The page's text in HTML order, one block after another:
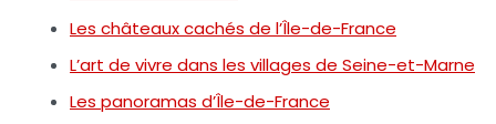
Les châteaux cachés de l’Île-de-France
L’art de vivre dans les villages de Seine-et-Marne
Les panoramas d’Île-de-France